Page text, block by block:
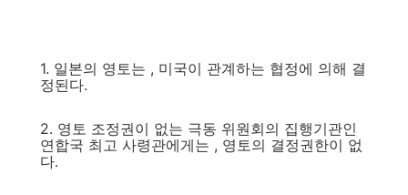
1. 일본의 영토는 , 미국이 관계하는 협정에 의해 결
정된다.
2. 영토 조정권이 없는 극동 위원회의 집행기관인
연합국 최고 사령관에게는 , 영토의 결정권한이 없
다.